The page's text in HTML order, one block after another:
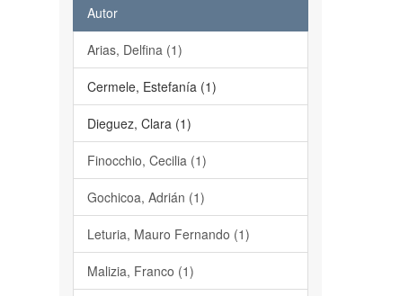
Autor
Arias, Delfina (1)
Cermele, Estefanía (1)
Dieguez, Clara (1)
Finocchio, Cecilia (1)
Gochicoa, Adrián (1)
Leturia, Mauro Fernando (1)
Malizia, Franco (1)